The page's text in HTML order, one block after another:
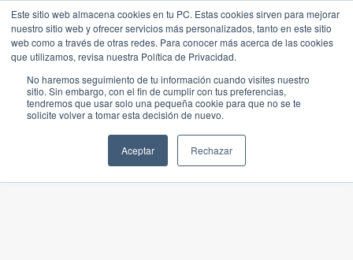
Este sitio web almacena cookies en tu PC. Estas cookies sirven para mejorar
nuestro sitio web y ofrecer servicios más personalizados, tanto en este sitio
web como a través de otras redes. Para conocer más acerca de las cookies
que utilizamos, revisa nuestra Política de Privacidad.
No haremos seguimiento de tu información cuando visites nuestro
sitio. Sin embargo, con el fin de cumplir con tus preferencias,
tendremos que usar solo una pequeña cookie para que no se te
solicite volver a tomar esta decisión de nuevo.
Aceptar Rechazar